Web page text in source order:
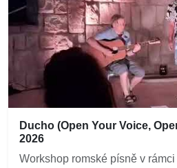
Ducho (Open Your Voice,
2026
Workshop romské písně v